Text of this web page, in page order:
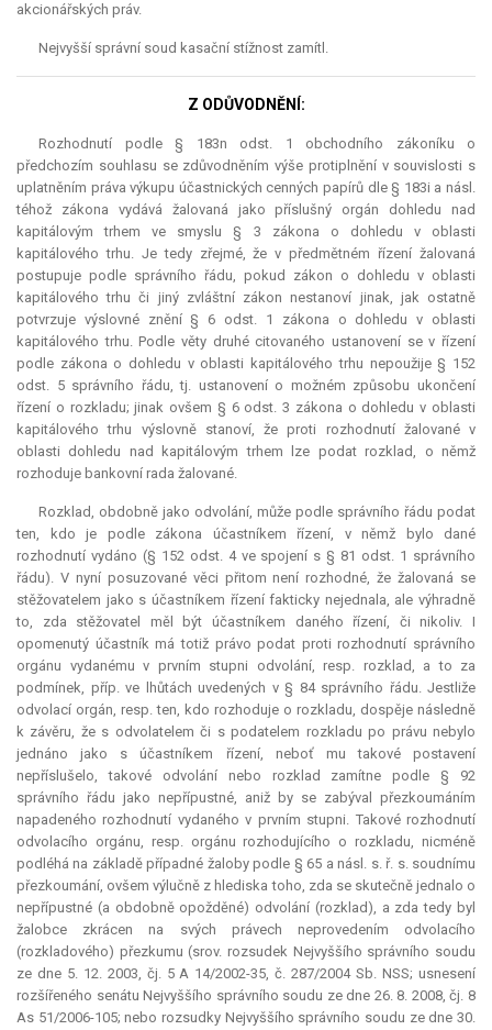
akcionářských práv.
Nejvyšší správní soud kasační stížnost zamítl.
Z ODŮVODNĚNÍ:
Rozhodnutí podle § 183n odst. 1 obchodního zákoníku o
předchozím souhlasu se zdůvodněním výše protiplnění v souvislosti s
uplatněním práva výkupu účastnických cenných papírů dle § 183i a násl.
téhož zákona vydává žalovaná jako příslušný orgán dohledu nad
kapitálovým trhem ve smyslu § 3 zákona o dohledu v oblasti
kapitálového trhu. Je tedy zřejmé, že v předmětném řízení žalovaná
postupuje podle správního řádu, pokud zákon o dohledu v oblasti
kapitálového trhu či jiný zvláštní zákon nestanoví jinak, jak ostatně
potvrzuje výslovné znění § 6 odst. 1 zákona o dohledu v oblasti
kapitálového trhu. Podle věty druhé citovaného ustanovení se v řízení
podle zákona o dohledu v oblasti kapitálového trhu nepoužije § 152
odst. 5 správního řádu, tj. ustanovení o možném způsobu ukončení
řízení o rozkladu; jinak ovšem § 6 odst. 3 zákona o dohledu v oblasti
kapitálového trhu výslovně stanoví, že proti rozhodnutí žalované v
oblasti dohledu nad kapitálovým trhem lze podat rozklad, o němž
rozhoduje bankovní rada žalované.
Rozklad, obdobně jako odvolání, může podle správního řádu podat
ten, kdo je podle zákona účastníkem řízení, v němž bylo dané
rozhodnutí vydáno (§ 152 odst. 4 ve spojení s § 81 odst. 1 správního
řádu). V nyní posuzované věci přitom není rozhodné, že žalovaná se
stěžovatelem jako s účastníkem řízení fakticky nejednala, ale výhradně
to, zda stěžovatel měl být účastníkem daného řízení, či nikoliv. I
opomenutý účastník má totiž právo podat proti rozhodnutí správního
orgánu vydanému v prvním stupni odvolání, resp. rozklad, a to za
podmínek, příp. ve lhůtách uvedených v § 84 správního řádu. Jestliže
odvolací orgán, resp. ten, kdo rozhoduje o rozkladu, dospěje následně
k závěru, že s odvolatelem či s podatelem rozkladu po právu nebylo
jednáno jako s účastníkem řízení, neboť mu takové postavení
nepříslušelo, takové odvolání nebo rozklad zamítne podle § 92
správního řádu jako nepřípustné, aniž by se zabýval přezkoumáním
napadeného rozhodnutí vydaného v prvním stupni. Takové rozhodnutí
odvolacího orgánu, resp. orgánu rozhodujícího o rozkladu, nicméně
podléhá na základě případné žaloby podle § 65 a násl. s. ř. s. soudnímu
přezkoumání, ovšem výlučně z hlediska toho, zda se skutečně jednalo o
nepřípustné (a obdobně opožděné) odvolání (rozklad), a zda tedy byl
žalobce zkrácen na svých právech neprovedením odvolacího
(rozkladového) přezkumu (srov. rozsudek Nejvyššího správního soudu
ze dne 5. 12. 2003, čj. 5 A 14/2002-35, č. 287/2004 Sb. NSS; usnesení
rozšířeného senátu Nejvyššího správního soudu ze dne 26. 8. 2008, čj. 8
As 51/2006-105; nebo rozsudky Nejvyššího správního soudu ze dne 30.